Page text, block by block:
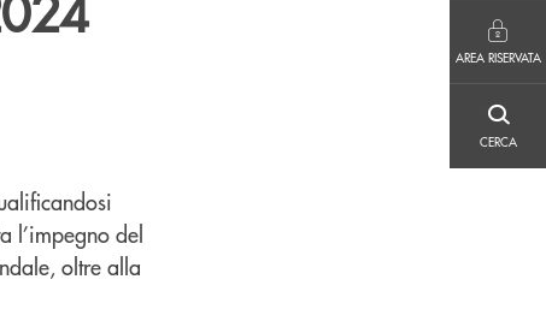
AREA RISERVATA
CERCA
l’impegno del
oltre alla